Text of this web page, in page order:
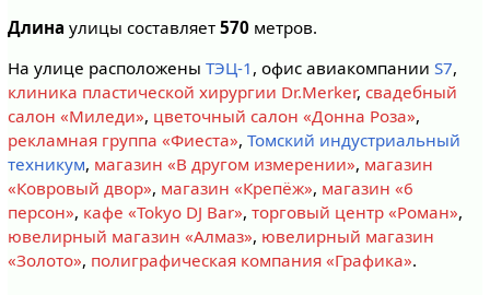
Длина улицы составляет 570метров.
На улице расположены ТЭЦ-1 , офис авиакомпании S7,
клиника пластической хирургии Dr.Merker, свадебный
салон «Миледи», цветочный салон «Донна Роза»,
рекламная группа «Фиеста», Томский индустриальный
техникум, магазин «В другом измерении», магазин
«Ковровый двор», магазин «Крепёж», магазин «6
персон», кафе «Tokyo DJ Bar», торговый центр «Роман»,
ювелирный магазин «Алмаз», ювелирный магазин
«Золото», полиграфическая компания «Графика».